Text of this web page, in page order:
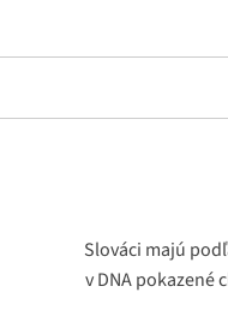
Slováci majú
v DNA pokazené